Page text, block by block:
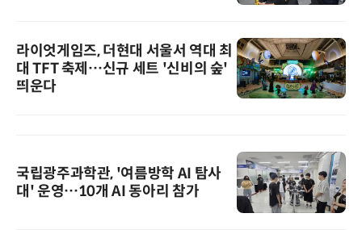
라이엇게임즈, 더현대 서울서 역대 최
대 TFT 축제…신규 세트 '신비의 숲'
띄운다
국립광주과학관, '여름방학 AI 탐사
대' 운영…10개 AI 동아리 참가